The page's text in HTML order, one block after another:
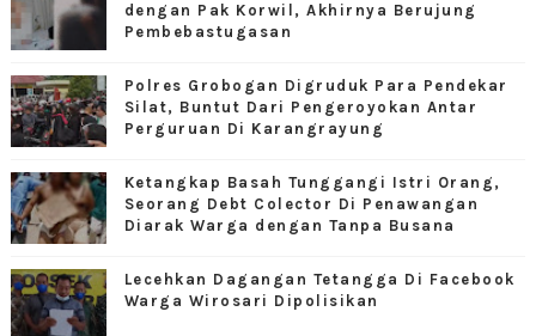
dengan Pak Korwil, Akhirnya Berujung
Pembebastugasan
Polres Grobogan Digruduk Para Pendekar
Silat, Buntut Dari Pengeroyokan Antar
Perguruan Di Karangrayung
Ketangkap Basah Tunggangi Istri Orang,
Seorang Debt Colector Di Penawangan
Diarak Warga dengan Tanpa Busana
Lecehkan Dagangan Tetangga Di Facebook
Warga Wirosari Dipolisikan